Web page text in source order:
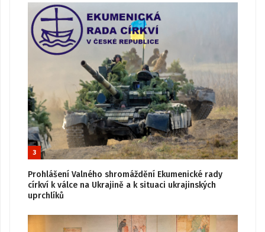
3
Prohlášení Valného shromáždění Ekumenické rady
církví k válce na Ukrajině a k situaci ukrajinských
uprchlíků